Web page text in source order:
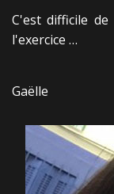
C'est difficile
l'exercice …
Gaëlle